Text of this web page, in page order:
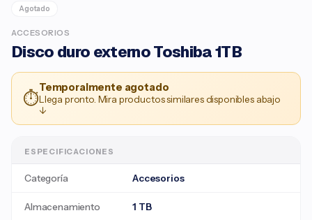
Agotado
ACCESORIOS
Disco duro externo Toshiba 1TB
⏱
Temporalmente agotado
Llega pronto. Mira productos similares disponibles abajo
↓
ESPECIFICACIONES
Categoría Accesorios
Almacenamiento 1 TB